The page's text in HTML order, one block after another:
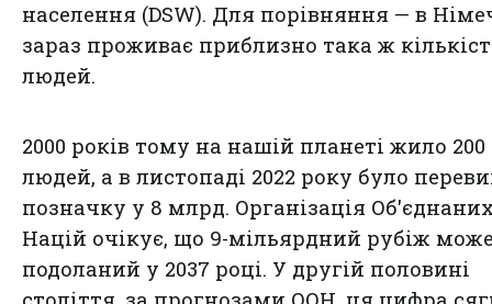
населення (DSW). Для порівняння — в
зараз проживає приблизно така ж
людей.
2000 років тому на нашій планеті жило
людей, а в листопаді 2022 року було
позначку у 8 млрд. Організація
Націй очікує, що 9-мільярдний рубіж
подоланий у 2037 році. У другій половині